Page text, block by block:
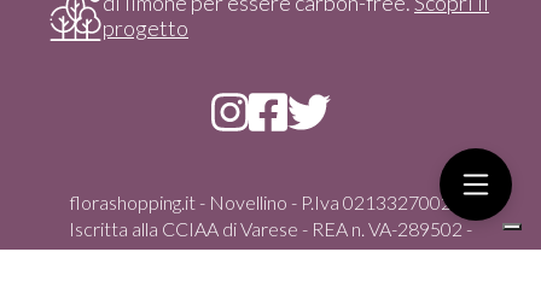
progetto
florashopping.it - Novellino - P.Iva 02133270021 -
Iscritta alla CCIAA di Varese - REA n. VA-289502 -
Copyright 2024 - Tutti i diritti riservati